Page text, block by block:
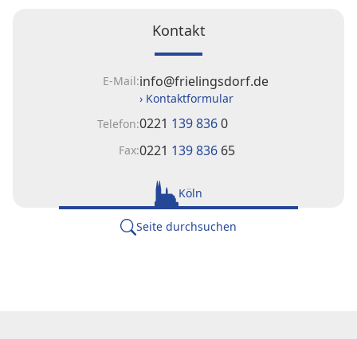
Kontakt
E-Mail:info@frielingsdorf.de
› Kontaktformular
Telefon:0221 139 8360
Fax:0221 139 836 65
Köln
Seite durchsuchen